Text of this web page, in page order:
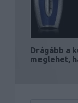
Drágább a
meglehet,